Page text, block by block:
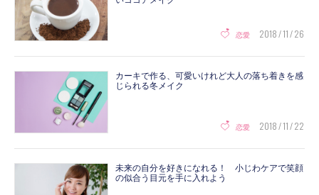
恋愛 2018 / 11 / 26
カーキで作る、可愛いけれど大人の落ち着きを感
じられる冬メイク
恋愛 2018 / 11 / 22
未来の自分を好きになれる！ 小じわケアで笑顔
の似合う目元を手に入れよう